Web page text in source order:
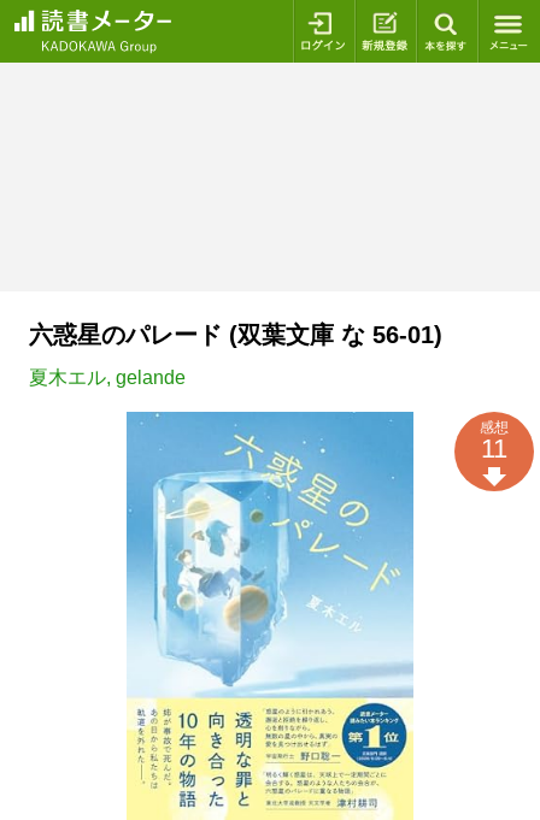
ログイン 新規登録
六惑星のパレード (双葉文庫 な 56-01)
夏木エル, gelande
感想
11